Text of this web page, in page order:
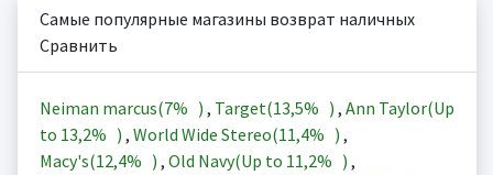
Самые популярные магазины возврат наличных
Сравнить
Neiman marcus(7% ) , Target(13,5% ) , Ann Taylor(Up
to 13,2% ) , World Wide Stereo(11,4% ) ,
Macy's(12,4% ) , Old Navy(Up to 11,2% ) ,